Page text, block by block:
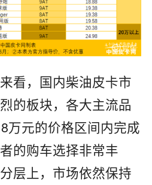
看，国内柴油皮卡市
的板块，各大主流品
万元的价格区间内完成
的购车选择非常丰
层上，市场依然保持